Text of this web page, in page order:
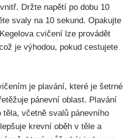
Držte napětí ‍po ⁢dobu 10
svaly na 10 sekund. Opakujte
cvičení lze provádět
je⁤ výhodou, pokud cestujete
je plavání, které‍ je ​šetrné
pánevní oblast. ‍Plavání⁢
těla, včetně ‌svalů pánevního
krevní oběh v těle​ a​